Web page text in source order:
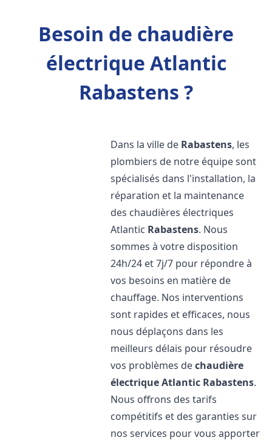
Besoin de chaudière
électrique Atlantic
Rabastens ?
Dans la ville de Rabastens, les
plombiers de notre équipe sont
spécialisés dans l'installation, la
réparation et la maintenance
des chaudières électriques
Atlantic Rabastens. Nous
sommes à votre disposition
24h/24 et 7j/7 pour répondre à
vos besoins en matière de
chauffage. Nos interventions
sont rapides et efficaces, nous
nous déplaçons dans les
meilleurs délais pour résoudre
vos problèmes dechaudière
électrique Atlantic Rabastens.
Nous offrons des tarifs
compétitifs et des garanties sur
nos services pour vous apporter